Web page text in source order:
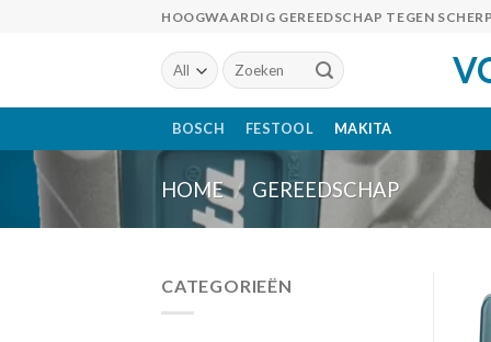
HOOGWAARDIG GEREEDSCHAP TEGEN
Zoeken
naar:
BOSCH FESTOOL MAKITA
HOME / GEREEDSCHAP
CATEGORIEËN